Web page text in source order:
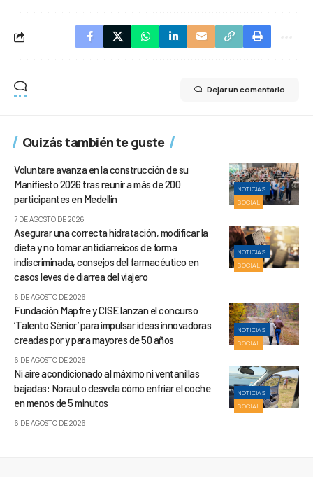
Dejar un comentario
Quizás también te guste
NOTICIAS
SOCIAL
Voluntare avanza en la construcción de su
Manifiesto 2026 tras reunir a más de 200
participantes en Medellín
7 DE AGOSTO DE 2026
NOTICIAS
SOCIAL
Asegurar una correcta hidratación, modificar la
dieta y no tomar antidiarreicos de forma
indiscriminada, consejos del farmacéutico en
casos leves de diarrea del viajero
6 DE AGOSTO DE 2026
NOTICIAS
SOCIAL
Fundación Mapfre y CISE lanzan el concurso
‘Talento Sénior’ para impulsar ideas innovadoras
creadas por y para mayores de 50 años
6 DE AGOSTO DE 2026
NOTICIAS
SOCIAL
Ni aire acondicionado al máximo ni ventanillas
bajadas: Norauto desvela cómo enfriar el coche
en menos de 5 minutos
6 DE AGOSTO DE 2026